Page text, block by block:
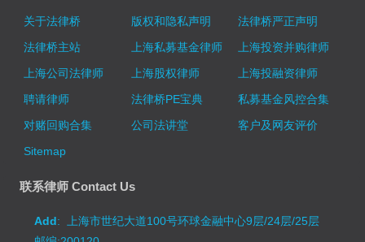
关于法律桥 版权和隐私声明
法律桥严正声明
法律桥主站
上海私募基金律师
上海投资并购律师
上海公司法律师
上海股权律师
上海投融资律师
聘请律师
法律桥PE宝典
私募基金风控合集
对赌回购合集
公司法讲堂
客户及网友评价
Sitemap
联系律师 Contact Us
Add: 上海市世纪大道100号环球金融中心9层/24层/25层